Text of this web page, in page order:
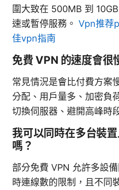
圍大致在 500MB 到
速或暫停服務。 Vpn推荐
佳vpn指南
免費 VPN 的速度會很
常見情況是會比付費方案
分配、用戶量多、加密負
切換伺服器、避開高峰時
我可以同時在多台裝
嗎？
部分免費 VPN 允許多設
時連線數的限制，且不同